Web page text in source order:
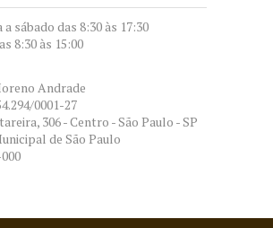
a sábado das 8:30 às 17:30
8:30 às 15:00
Andrade
0001-27
306 - Centro - São Paulo - SP
de São Paulo